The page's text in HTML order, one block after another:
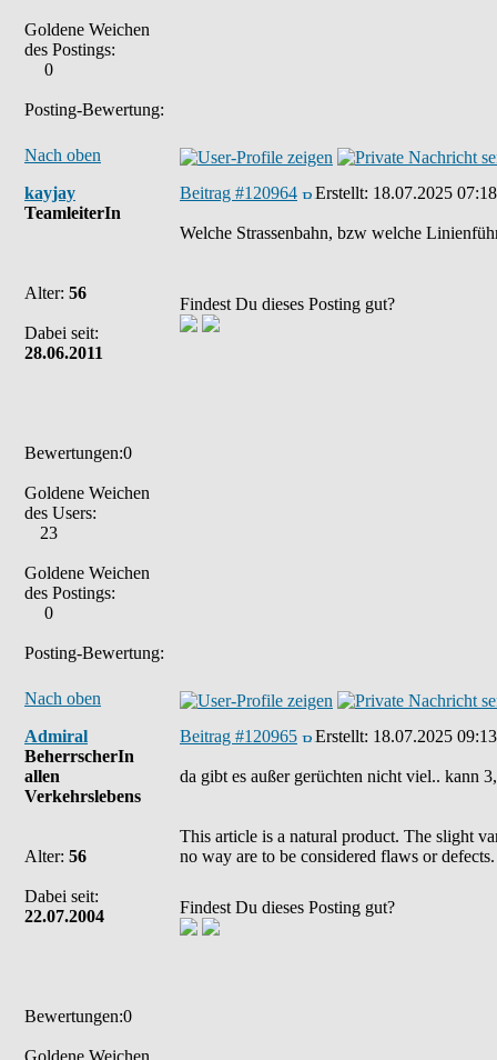
Goldene Weichen
des Postings:
0
Posting-Bewertung:
Nach oben
kayjay
TeamleiterIn
Alter: 56
Dabei seit:
28.06.2011
Bewertungen:0
Goldene Weichen
des Users:
23
Goldene Weichen
des Postings:
0
Posting-Bewertung:
Beitrag #120964 Erstellt: 18.07.2025 07:18
Welche Strassenbahn, bzw welche
Findest Du dieses Posting gut?
Nach oben
Admiral
BeherrscherIn
allen
Verkehrslebens
Alter: 56
Dabei seit:
22.07.2004
Bewertungen:0
Goldene Weichen
Beitrag #120965 Erstellt: 18.07.2025 09:13
da gibt es außer gerüchten nicht viel.. kann
This article is a natural product. The slight
no way are to be considered flaws or defects.
Findest Du dieses Posting gut?